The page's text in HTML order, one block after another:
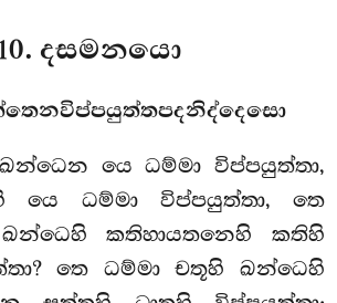
10. දසමනයො
යෙ ධම්මා විප්පයුත්තා,
යෙ ධම්මා විප්පයුත්තා, තෙ
කතිහායතනෙහි කතිහි
තෙ ධම්මා චතූහි ඛන්ධෙහි